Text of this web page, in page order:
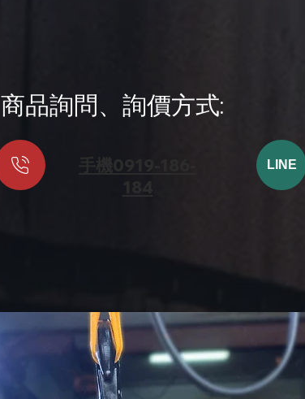
​商品詢問、詢價方式:
0919-186-
LINE